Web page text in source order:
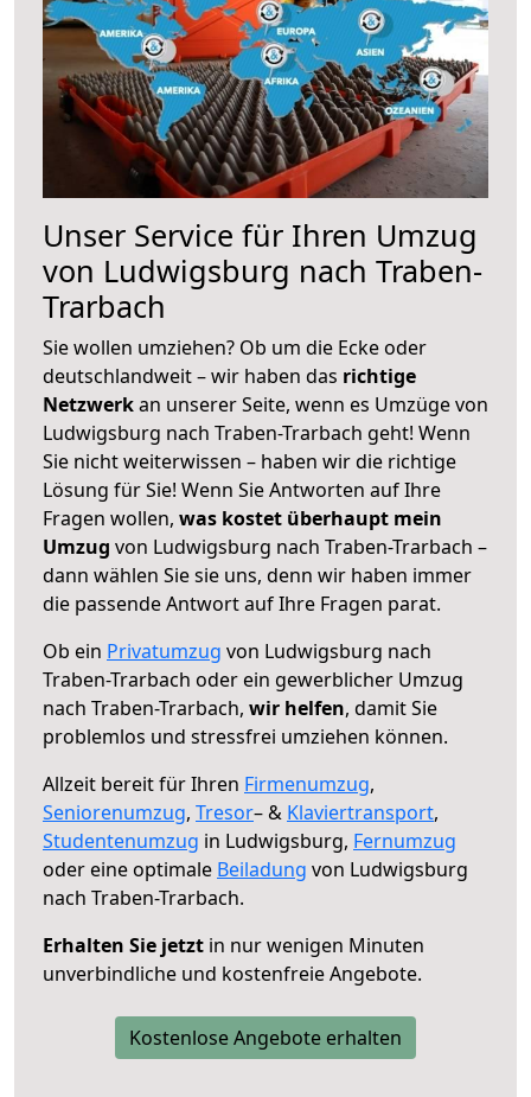
Unser Service für Ihren Umzug
von Ludwigsburg nach Traben-
Trarbach
Sie wollen umziehen? Ob um die Ecke oder
deutschlandweit – wir haben das richtige
Netzwerkan unserer Seite, wenn es Umzüge von
Ludwigsburg nach Traben-Trarbach geht! Wenn
Sie nicht weiterwissen – haben wir die richtige
Lösung für Sie! Wenn Sie Antworten auf Ihre
Fragen wollen, was kostet überhaupt mein
Umzug von Ludwigsburg nach Traben-Trarbach –
dann wählen Sie sie uns, denn wir haben immer
die passende Antwort auf Ihre Fragen parat.
Ob ein Privatumzug von Ludwigsburg nach
Traben-Trarbach oder ein gewerblicher Umzug
nach Traben-Trarbach, wir helfen, damit Sie
problemlos und stressfrei umziehen können.
Allzeit bereit für Ihren Firmenumzug,
Seniorenumzug, Tresor– & Klaviertransport,
Studentenumzug in Ludwigsburg, Fernumzug
oder eine optimale Beiladung von Ludwigsburg
nach Traben-Trarbach.
Erhalten Sie jetzt in nur wenigen Minuten
unverbindliche und kostenfreie Angebote.
Kostenlose Angebote erhalten